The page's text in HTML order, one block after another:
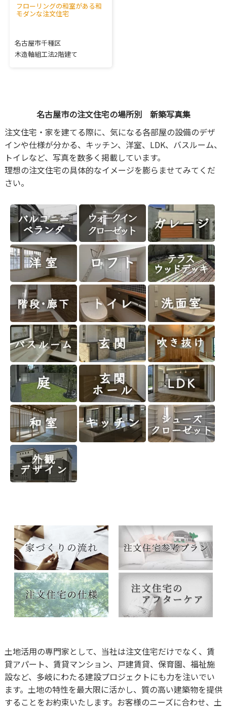
フローリングの和室がある和
モダンな注文住宅
名古屋市千種区
木造軸組工法2階建て
名古屋市の注文住宅の場所別 新築写真集
注文住宅・家を建てる際に、気になる各部屋の設備のデザ
インや仕様が分かる、キッチン、洋室、LDK、バスルーム、
トイレなど、写真を数多く掲載しています。
理想の注文住宅の具体的なイメージを膨らませてみてくだ
さい。
土地活用の専門家として、当社は注文住宅だけでなく、賃
貸アパート、賃貸マンション、戸建賃貸、保育園、福祉施
設など、多岐にわたる建設プロジェクトにも力を注いでい
ます。土地の特性を最大限に活かし、質の高い建築物を提供
することをお約束いたします。お客様のニーズに合わせ、土